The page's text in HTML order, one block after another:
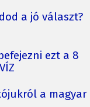
a jó választ?
ezt a 8
a magyar